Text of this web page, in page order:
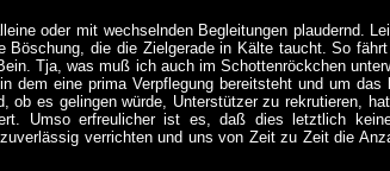
oder mit wechselnden Begleitungen plaudernd.
die die Zielgerade in Kälte taucht. So
Tja, was muß ich auch im Schottenröckchen
dem eine prima Verpflegung bereitsteht und um
ob es gelingen würde, Unterstützer zu rekrutieren,
Umso erfreulicher ist es, daß dies letztlich
verrichten und uns von Zeit zu Zeit die